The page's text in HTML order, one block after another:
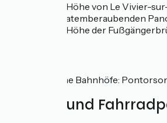
Auf der Höhe von Le Vivier-
seinem atemberaubenden
Auf der Höhe der
Nahe gelegene Bahnhöfe:
Zufahrt und